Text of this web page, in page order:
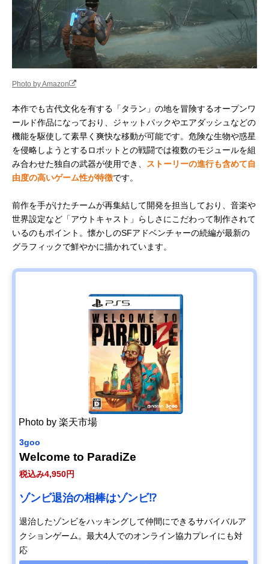
Photo by Amazon
本作でも古代文化を有する「タラン」の地を冒険するオープンワ
ールド作品になっており、ジャットパックやエアダッシュなどの
機能を駆使して素早く爽快な移動が可能です。危険な生物や惑星
を侵略しようとするロボットとの戦闘では複数のモジュールを組
み合わせた独自の武器が使用でき、
ストーリーの進行も含めて自
由度の高いゲーム性が特徴です。
前作を手がけたチームが再集結して開発を担当しており、音楽や
世界設定など「アウトキャスト」らしさにこだわって制作されて
いるのもポイント。懐かしのSFアドベンチャーの続編が最新の
グラフィックで鮮やかに描かれています。
Photo by 楽天市場
3goo
Welcome to ParadiZe
税込み4,950円
ゾンビ退治の相棒はゾンビ⁉
退治したゾンビをハッキングして仲間にできるサバイバルア
クションゲーム。最大4人でのオンライン協力プレイにも対
応